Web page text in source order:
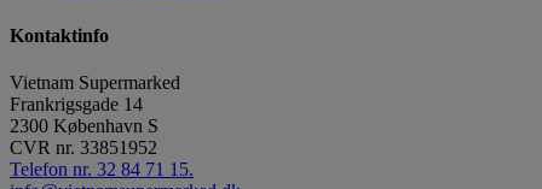
Kontaktinfo
Vietnam Supermarked
Frankrigsgade 14
2300 København S
CVR nr. 33851952
Telefon nr. 32 84 71 15.